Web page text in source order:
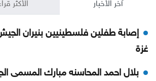
إصابة طفلين فلسطينيين بنيران
غزة
بلال احمد المحاسنه مبارك المسمى